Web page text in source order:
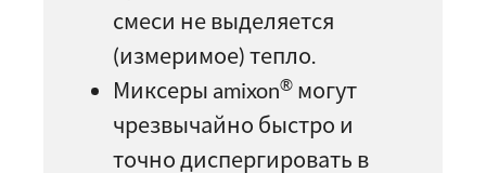
смеси не выделяется
(измеримое) тепло.
Миксеры amixon® могут
чрезвычайно быстро и
точно диспергировать в